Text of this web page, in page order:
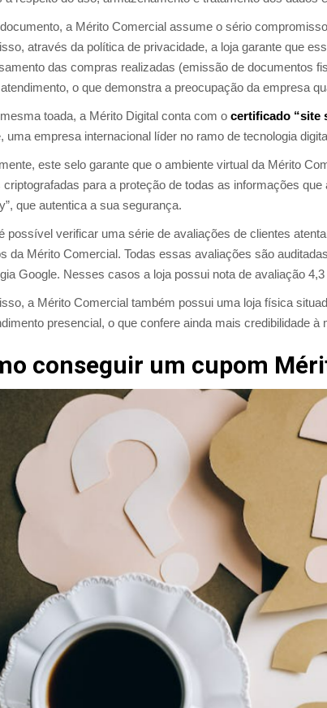
a Mérito Comercial assume o sério
através da política de privacidade, a loja garante que
das compras realizadas (emissão de documentos
o que demonstra a preocupação da empresa
toada, a Mérito Digital conta com o certificado “site
uma empresa internacional líder no ramo de tecnologia
este selo garante que o ambiente virtual da Mérito
para a proteção de todas as informações que
que autentica a sua segurança.
possível verificar uma série de avaliações de clientes
da Mérito Comercial. Todas essas avaliações são
Google. Nesses casos a loja possui nota de avaliação
a Mérito Comercial também possui uma loja física
presencial, o que confere ainda mais credibilidade à
conseguir um cupom